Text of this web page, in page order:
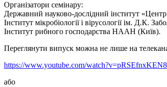
Організатори семінару:
Державний науково-дослідний інститут
Інститут мікробіології і вірусології ім. Д.К.
Інститут рибного господарства НААН (Київ).
Переглянути випуск можна не лише на
https://www.youtube.com/watch?v=pRSEfnxKEN8
або